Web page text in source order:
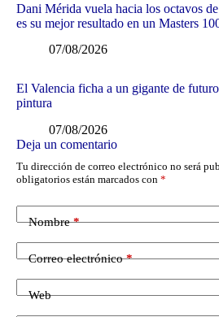
Dani Mérida vuela hacia los octavos
es su mejor resultado en un Masters
07/08/2026
El Valencia ficha a un gigante de
pintura
07/08/2026
Deja un comentario
Tu dirección de correo electrónico no será
obligatorios están marcados con *
Nombre*
Correo electrónico*
Web